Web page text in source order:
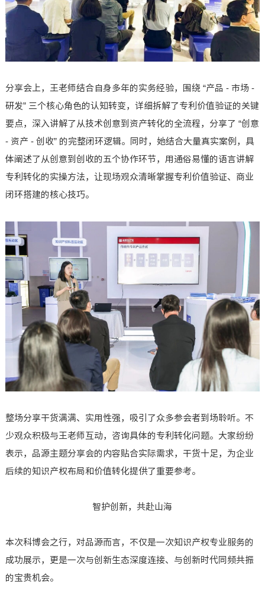
分享会上，王老师结合自身多年的实务经验，围绕 “产品 - 市场 -
研发” 三个核心角色的认知转变，详细拆解了专利价值验证的关键
要点，深入讲解了从技术创意到资产转化的全流程，分享了 “创意
- 资产 - 创收” 的完整闭环逻辑。同时，她结合大量真实案例，具
体阐述了从创意到创收的五个协作环节，用通俗易懂的语言讲解
专利转化的实操方法，让现场观众清晰掌握专利价值验证、商业
闭环搭建的核心技巧。
整场分享干货满满、实用性强，吸引了众多参会者到场聆听。不
少观众积极与王老师互动，咨询具体的专利转化问题。大家纷纷
表示，品源主题分享会的内容贴合实际需求，干货十足，为企业
后续的知识产权布局和价值转化提供了重要参考。
智护创新，共赴山海
本次科博会之行，对品源而言，不仅是一次知识产权专业服务的
成功展示，更是一次与创新生态深度连接、与创新时代同频共振
的宝贵机会。